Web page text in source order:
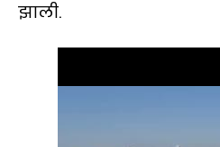
झाली.